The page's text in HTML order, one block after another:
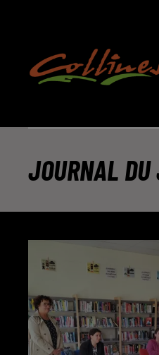
JOURNAL DU